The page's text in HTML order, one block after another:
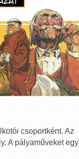
csoportként. Az
A pályaműveket egy